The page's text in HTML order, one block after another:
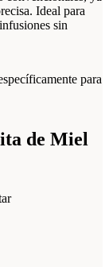
Ideal para
sin
para
de Miel